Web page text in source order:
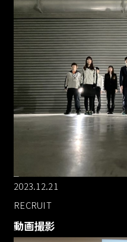
2023.12.21
RECRUIT
動画撮影